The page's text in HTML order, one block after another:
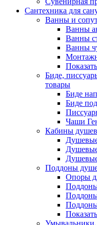
Сантехника для
Ванны и
Ванны
Ванны
Ванны
Биде,
товары
Биде
Биде
Чаши
Кабины
Поддоны
Опоры
Умывальники,